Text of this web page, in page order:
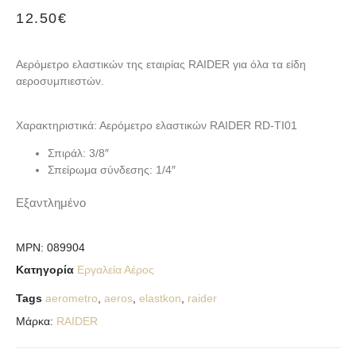
12.50€
Αερόμετρο ελαστικών της εταιρίας RAIDER για όλα τα είδη
αεροσυμπιεστών.
Χαρακτηριστικά: Αερόμετρο ελαστικών RAIDER RD-TI01
Σπιράλ: 3/8″
Σπείρωμα σύνδεσης: 1/4″
Εξαντλημένο
MPN: 089904
Κατηγορία Εργαλεία Αέρος
Tags aerometro aeros elastkon
raider
Μάρκα: RAIDER